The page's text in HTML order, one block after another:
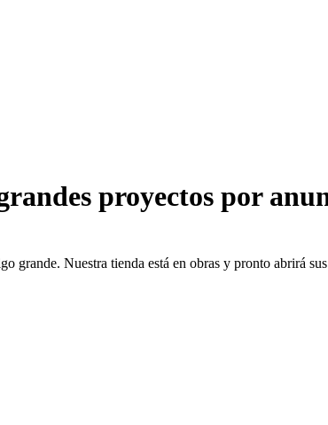
proyectos por
grande. Nuestra tienda está en obras y pronto abrirá